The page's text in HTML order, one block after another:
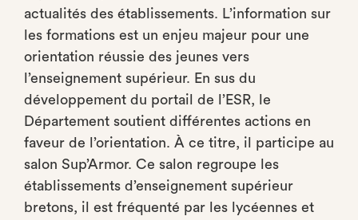
actualités des établissements. L’information sur
les formations est un enjeu majeur pour une
orientation réussie des jeunes vers
l’enseignement supérieur. En sus du
développement du portail de l’ESR, le
Département soutient différentes actions en
faveur de l’orientation. À ce titre, il participe au
salon Sup’Armor. Ce salon regroupe les
établissements d’enseignement supérieur
bretons, il est fréquenté par les lycéennes et